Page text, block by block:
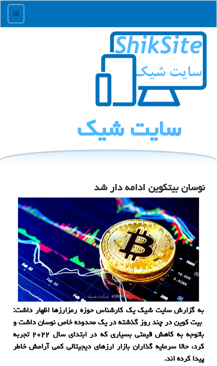
منو
سایت شیك
نوسان بیتکوین ادامه دار شد
به گزارش سایت شیک یک کارشناس حوزه رمزارزها اظهار داشت:
بیت کوین در چند روز گذشته در یک محدوده خاص نوسان داشت و
باتوجه به کاهش قیمتی بسیاری که در ابتدای سال ۲۰۲۲ تجربه
کرد، حالا سرمایه گذاران بازار ارزهای دیجیتالی کمی آرامش خاطر
پیدا کرده اند.